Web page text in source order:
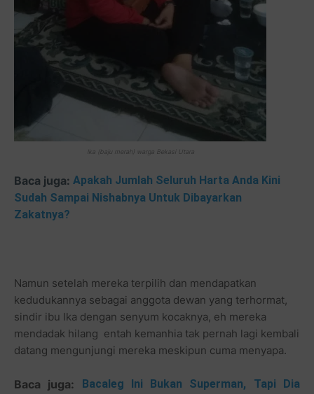
Ika (baju merah) warga Bekasi Utara
Baca juga: Apakah Jumlah Seluruh Harta Anda Kini
Sudah Sampai Nishabnya Untuk Dibayarkan
Zakatnya?
Namun setelah mereka terpilih dan mendapatkan
kedudukannya sebagai anggota dewan yang terhormat,
sindir ibu Ika dengan senyum kocaknya, eh mereka
mendadak hilang entah kemanhia tak pernah lagi kembali
datang mengunjungi mereka meskipun cuma menyapa.
Baca juga:
Bacaleg Ini Bukan Superman, Tapi Dia